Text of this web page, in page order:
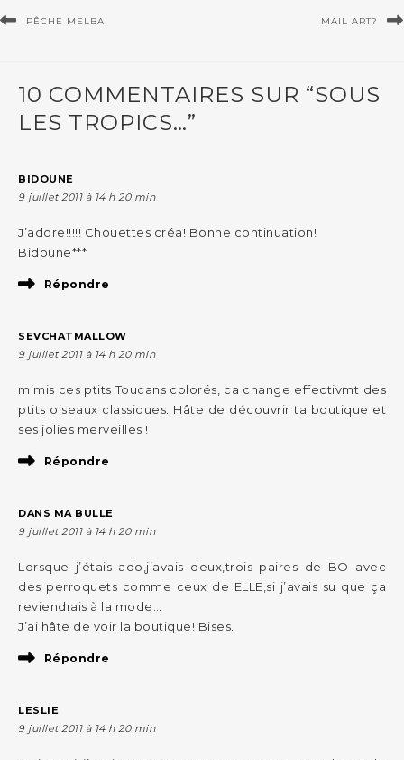
PÊCHE MELBA MAIL ART?
10 COMMENTAIRES SUR “SOUS
LES TROPICS…”
BIDOUNE
9 juillet 2011 à 14 h 20 min
J’adore!!!!! Chouettes créa! Bonne continuation!
Bidoune***
Répondre
SEVCHATMALLOW
9 juillet 2011 à 14 h 20 min
mimis ces ptits Toucans colorés, ca change effectivmt des
ptits oiseaux classiques. Hâte de découvrir ta boutique et
ses jolies merveilles !
Répondre
DANS MA BULLE
9 juillet 2011 à 14 h 20 min
Lorsque j’étais ado,j’avais deux,trois paires de BO avec
des perroquets comme ceux de ELLE,si j’avais su que ça
reviendrais à la mode…
J’ai hâte de voir la boutique! Bises.
Répondre
LESLIE
9 juillet 2011 à 14 h 20 min